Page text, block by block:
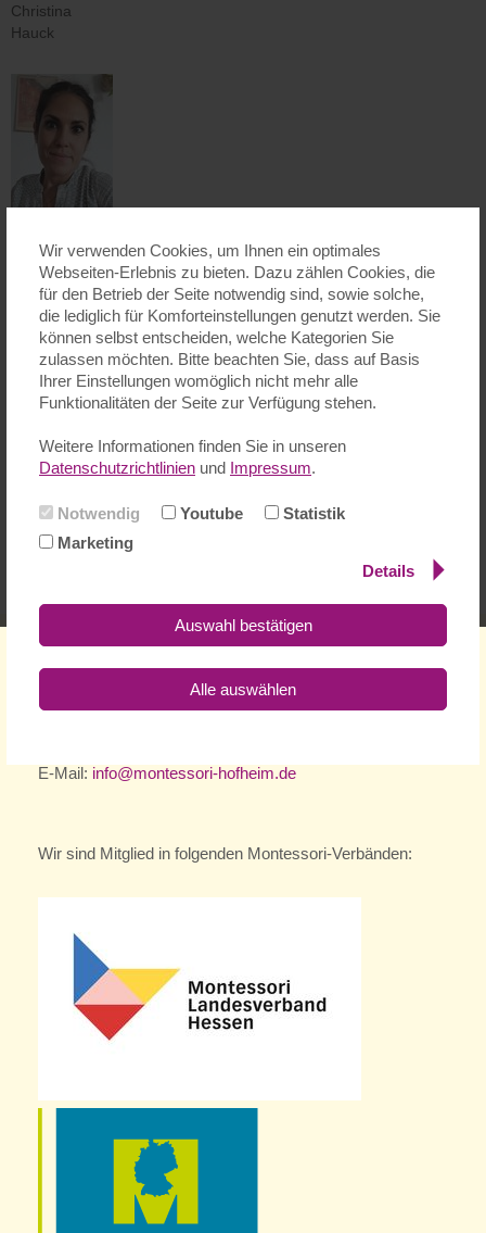
Wir verwenden Cookies, um Ihnen ein optimales
Webseiten-Erlebnis zu bieten. Dazu zählen Cookies, die
für den Betrieb der Seite notwendig sind, sowie solche,
die lediglich für Komforteinstellungen genutzt werden. Sie
können selbst entscheiden, welche Kategorien Sie
zulassen möchten. Bitte beachten Sie, dass auf Basis
Ihrer Einstellungen womöglich nicht mehr alle
Funktionalitäten der Seite zur Verfügung stehen.
Weitere Informationen finden Sie in unseren
Datenschutzrichtlinien und Impressum.
Notwendig Youtube
Statistik
Marketing
Details
Auswahl bestätigen
Alle auswählen
Christina
Hauck
Yolanda
Marquez
Perpetuo
Das Schulleitungsteam hat sich ein Führungskonzept gegeben,
Impressum Datenschutzerklärung
Kontakt
Seitenübersicht
E-Mail: info@montessori-hofheim.de
Wir sind Mitglied in folgenden Montessori-Verbänden: